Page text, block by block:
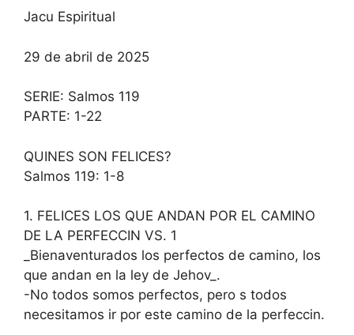
Jacu Espiritual
29 de abril de 2025
SERIE: Salmos 119
PARTE: 1-22
QUINES SON FELICES?
Salmos 119: 1-8
1. FELICES LOS QUE ANDAN POR EL CAMINO
DE LA PERFECCIN VS. 1
_Bienaventurados los perfectos de camino, los
que andan en la ley de Jehov_.
-No todos somos perfectos, pero s todos
necesitamos ir por este camino de la perfeccin.